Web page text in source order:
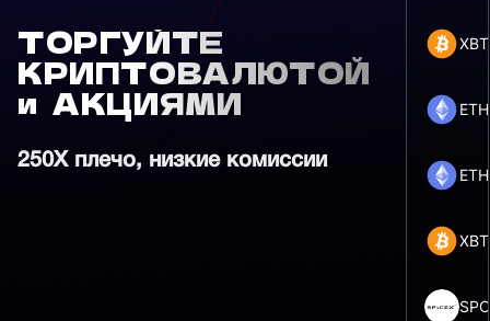
ТОРГУЙТЕ
КРИПТОВАЛЮТОЙ
и АКЦИЯМИ
250X плечо, низкие комиссии